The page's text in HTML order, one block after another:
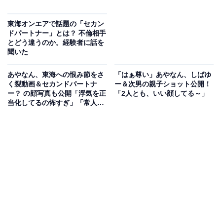
東海オンエアで話題の「セカン
ドパートナー」とは？ 不倫相手
とどう違うのか。経験者に話を
聞いた
あやなん、東海への恨み節をさ
く裂動画＆セカンドパートナ
ー？ の顔写真も公開「浮気を正
当化してるの怖すぎ」「常人に
「はぁ尊い」あやなん、しばゆ
ー＆次男の親子ショット公開！
「2人とも、いい顔してる～」